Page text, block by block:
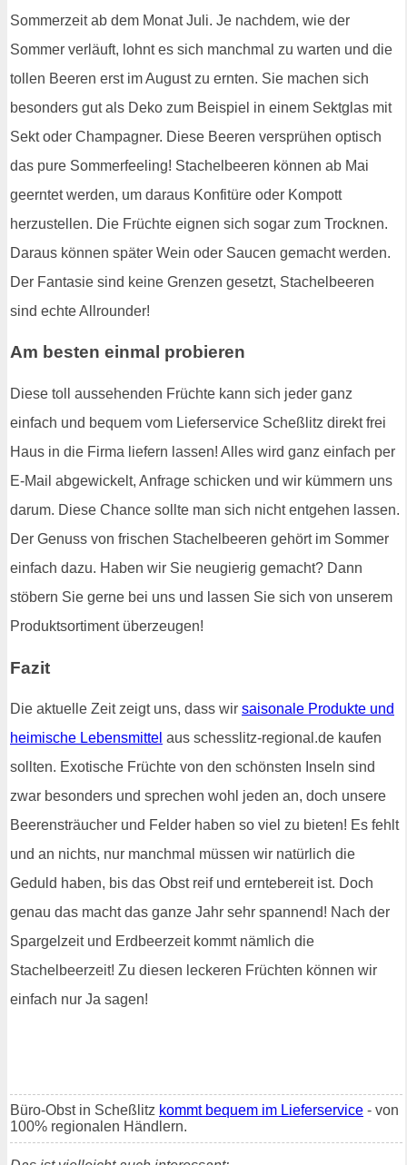
Sommerzeit ab dem Monat Juli. Je nachdem, wie der
Sommer verläuft, lohnt es sich manchmal zu warten und die
tollen Beeren erst im August zu ernten. Sie machen sich
besonders gut als Deko zum Beispiel in einem Sektglas mit
Sekt oder Champagner. Diese Beeren versprühen optisch
das pure Sommerfeeling! Stachelbeeren können ab Mai
geerntet werden, um daraus Konfitüre oder Kompott
herzustellen. Die Früchte eignen sich sogar zum Trocknen.
Daraus können später Wein oder Saucen gemacht werden.
Der Fantasie sind keine Grenzen gesetzt, Stachelbeeren
sind echte Allrounder!
Am besten einmal probieren
Diese toll aussehenden Früchte kann sich jeder ganz
einfach und bequem vom Lieferservice Scheßlitz direkt frei
Haus in die Firma liefern lassen! Alles wird ganz einfach per
E-Mail abgewickelt, Anfrage schicken und wir kümmern uns
darum. Diese Chance sollte man sich nicht entgehen lassen.
Der Genuss von frischen Stachelbeeren gehört im Sommer
einfach dazu. Haben wir Sie neugierig gemacht? Dann
stöbern Sie gerne bei uns und lassen Sie sich von unserem
Produktsortiment überzeugen!
Fazit
Die aktuelle Zeit zeigt uns, dass wir saisonale Produkte und
heimische Lebensmittel aus schesslitz-regional.de kaufen
sollten. Exotische Früchte von den schönsten Inseln sind
zwar besonders und sprechen wohl jeden an, doch unsere
Beerensträucher und Felder haben so viel zu bieten! Es fehlt
und an nichts, nur manchmal müssen wir natürlich die
Geduld haben, bis das Obst reif und erntebereit ist. Doch
genau das macht das ganze Jahr sehr spannend! Nach der
Spargelzeit und Erdbeerzeit kommt nämlich die
Stachelbeerzeit! Zu diesen leckeren Früchten können wir
einfach nur Ja sagen!
Büro-Obst in Scheßlitz kommt bequem im Lieferservice - von
100% regionalen Händlern.